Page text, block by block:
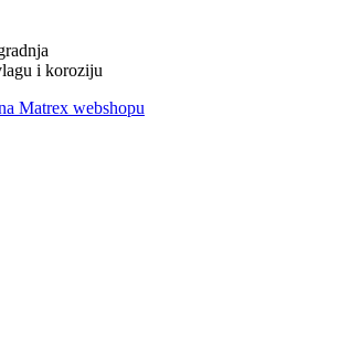
i koroziju
Matrex webshopu